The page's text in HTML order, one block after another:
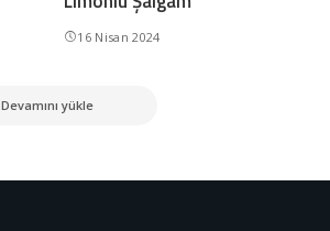
16 Nisan 2024
Devamını yükle